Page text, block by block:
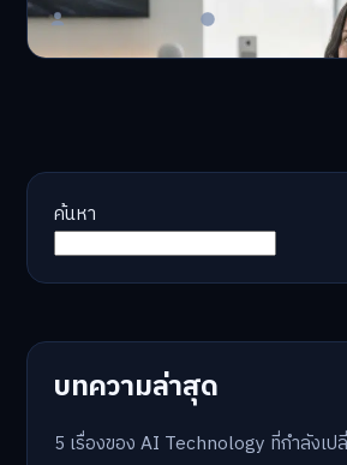
Master Bussiness 23 มิถุนายน 2026
ค้นหา
บทความล่าสุด
5 เรื่องของ AI Technology ที่กำลังเป